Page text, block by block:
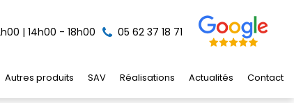
| 14h00 - 18h00 05 62 37 18 71
Autres produits SAV Réalisations Actualités Contact